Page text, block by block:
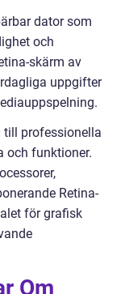
dator som
och
skärm av
uppgifter
till professionella
och funktioner.
Retina-
för grafisk
Om